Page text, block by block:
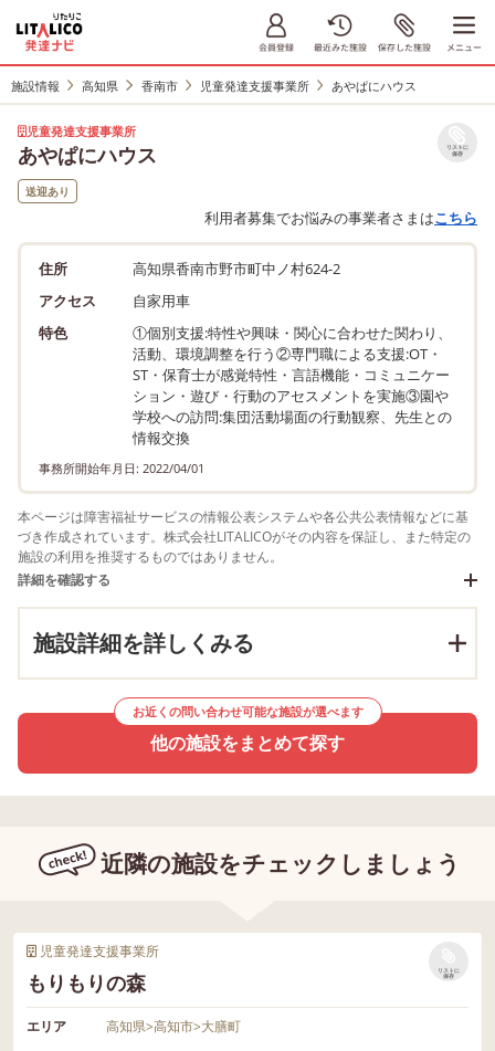
施設情報 高知県 香南市 児童発達支援事業所 あやぱにハウス
児童発達支援事業所
あやぱにハウス リストに
保存
送迎あり
利用者募集でお悩みの事業者さまはこちら
住所
高知県香南市野市町中ノ村624-2
アクセス
自家用車
特色
①個別支援:特性や興味・関心に合わせた関わり、
活動、環境調整を行う②専門職による支援:OT・
ST・保育士が感覚特性・言語機能・コミュニケー
ション・遊び・行動のアセスメントを実施③園や
学校への訪問:集団活動場面の行動観察、先生との
情報交換
事務所開始年月日: 2022/04/01
本ページは障害福祉サービスの情報公表システムや各公共公表情報などに基
づき作成されています。株式会社LITALICOがその内容を保証し、また特定の
施設の利用を推奨するものではありません。
詳細を確認する
施設詳細を詳しくみる
お近くの問い合わせ可能な施設が選べます
他の施設をまとめて探す
近隣の施設をチェックしましょう
児童発達支援事業所
もりもりの森
リストに
保存
エリア 高知県>高知市>大膳町